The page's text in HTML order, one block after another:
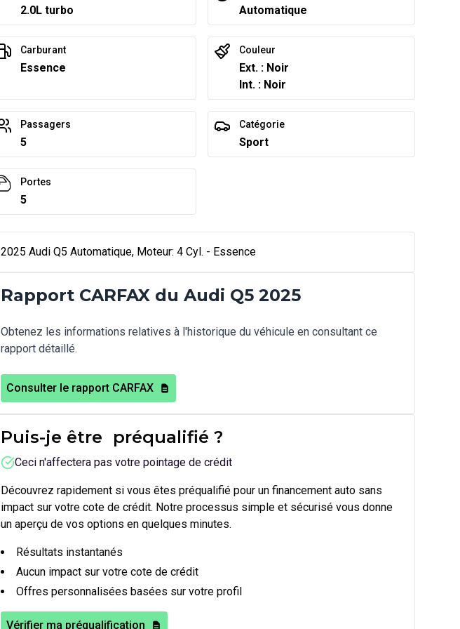
2.0L turbo Automatique
Carburant
Essence
Couleur
Ext. : Noir
Int. : Noir
Passagers
5
Catégorie
Sport
Portes
5
2025 Audi Q5 Automatique, Moteur: 4 Cyl. - Essence
Rapport CARFAX du Audi Q5 2025
Obtenez les informations relatives à l'historique du véhicule en consultant ce
rapport détaillé.
Consulter le rapport CARFAX
Puis-je être préqualifié ?
Ceci n'affectera pas votre pointage de crédit
Découvrez rapidement si vous êtes préqualifié pour un financement auto sans
impact sur votre cote de crédit. Notre processus simple et sécurisé vous donne
un aperçu de vos options en quelques minutes.
Résultats instantanés
Aucun impact sur votre cote de crédit
Offres personnalisées basées sur votre profil
Vérifier ma préqualification